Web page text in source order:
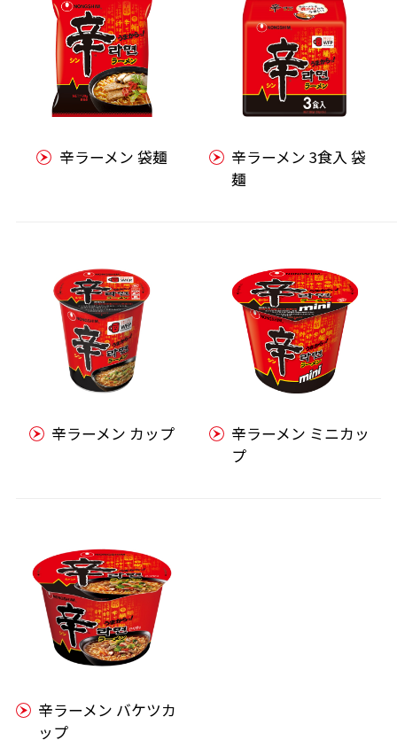
辛ラーメン 袋麺
辛ラーメン 3食入 袋
麺
辛ラーメン カップ
辛ラーメン ミニカッ
プ
辛ラーメン バケツカ
ップ